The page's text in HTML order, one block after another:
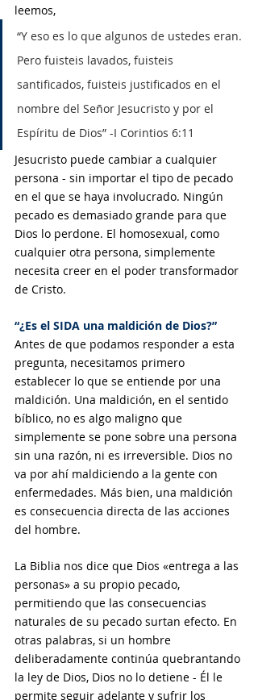
leemos,
“Y eso es lo que algunos de ustedes eran.
Pero fuisteis lavados, fuisteis
santificados, fuisteis justificados en el
nombre del Señor Jesucristo y por el
Espíritu de Dios” -I Corintios 6:11
Jesucristo puede cambiar a cualquier
persona - sin importar el tipo de pecado
en el que se haya involucrado. Ningún
pecado es demasiado grande para que
Dios lo perdone. El homosexual, como
cualquier otra persona, simplemente
necesita creer en el poder transformador
de Cristo.
“¿Es el SIDA una maldición de Dios?”
Antes de que podamos responder a esta
pregunta, necesitamos primero
establecer lo que se entiende por una
maldición. Una maldición, en el sentido
bíblico, no es algo maligno que
simplemente se pone sobre una persona
sin una razón, ni es irreversible. Dios no
va por ahí maldiciendo a la gente con
enfermedades. Más bien, una maldición
es consecuencia directa de las acciones
del hombre.
La Biblia nos dice que Dios «entrega a las
personas» a su propio pecado,
permitiendo que las consecuencias
naturales de su pecado surtan efecto. En
otras palabras, si un hombre
deliberadamente continúa quebrantando
la ley de Dios, Dios no lo detiene - Él le
permite seguir adelante y sufrir los